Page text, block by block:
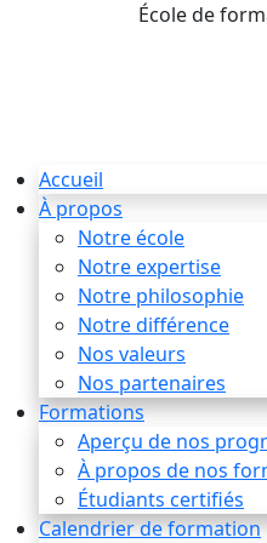
École de
Accueil
À propos
Notre école
Notre expertise
Notre philosophie
Notre différence
Nos valeurs
Nos partenaires
Formations
Aperçu de nos
À propos de nos
Étudiants certifiés
Calendrier de formation